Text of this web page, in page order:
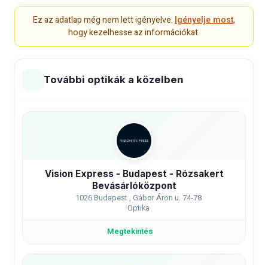
Ez az adatlap még nem lett igényelve. Igényelje most,
hogy kezelhesse az információkat.
További optikák a közelben
Vision Express - Budapest - Rózsakert
Bevásárlóközpont
1026 Budapest , Gábor Áron u. 74-78
Optika
Megtekintés